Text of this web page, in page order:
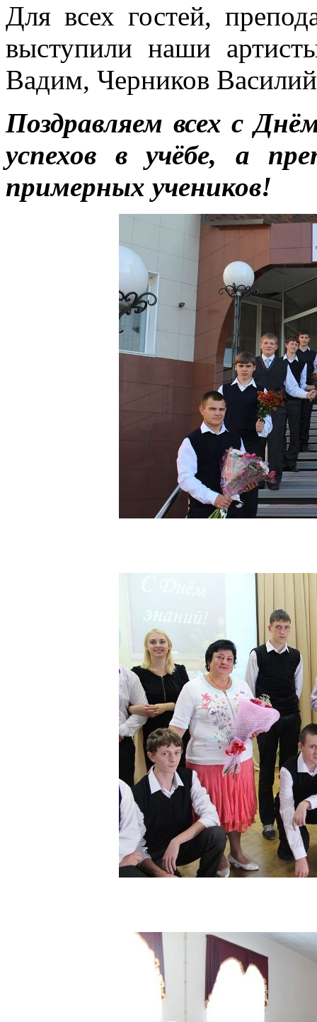
Для всех гостей,
выступили наши
Вадим, Черников
Поздравляем всех с
успехов в учёбе, а
примерных учеников!